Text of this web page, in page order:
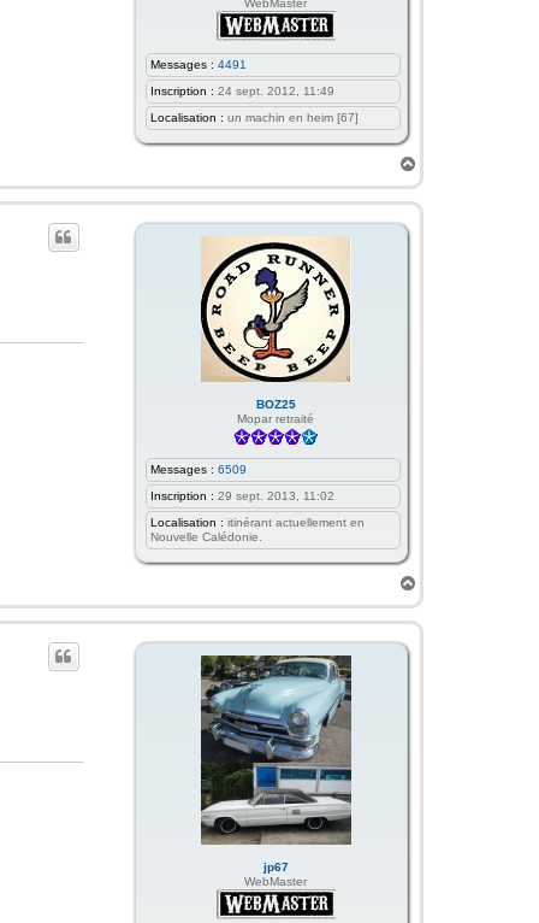
WebMaster
Messages : 4491
Inscription : 24 sept. 2012, 11:49
Localisation : un machin en heim [67]
a
t
BOZ25
Mopar retraité
Messages : 6509
Inscription : 29 sept. 2013, 11:02
Localisation : itinérant actuellement en
Nouvelle Calédonie.
a
t
jp67
WebMaster